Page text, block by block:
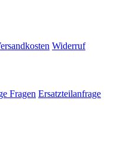
Widerruf
Fragen Ersatzteilanfrage